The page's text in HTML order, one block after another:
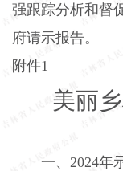
强跟踪分析和督
府请示报告。
附件1
美丽
一、 2024年